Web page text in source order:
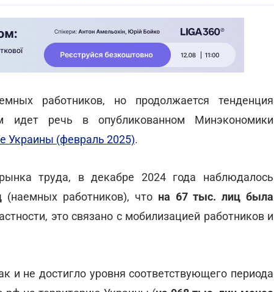
работников, но продолжается тенденция
речь в опубликованном Минэкономики
Украины (февраль 2025).
труда, в декабре 2024 года наблюдалось
(наемных работников), чтона 67 тыс. лиц была
это связано с мобилизацией работников и
и не достигло уровня соответствующего периода